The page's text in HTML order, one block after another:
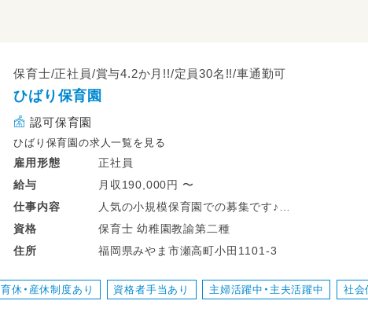
保育士/正社員/賞与4.2か月!!/定員30名!!/車通勤可
ひばり保育園
認可保育園
ひばり保育園の求人一覧を見る
雇用形態
正社員
給与
月収190,000円 〜
仕事内容
人気の小規模保育園での募集です♪
＿＿＿＿＿＿＿＿＿＿＿＿＿＿＿＿＿
◆◇◆◇◆ お仕事内容 ◆◇◆◇◆
保育士業務全般をお願いします！
・行事の準備
資格
保育士 幼稚園教諭第二種
住所
福岡県みやま市瀬高町小田1101-3
育休・産休制度あり 資格者手当あり 主婦活躍中・主夫活躍中 社会